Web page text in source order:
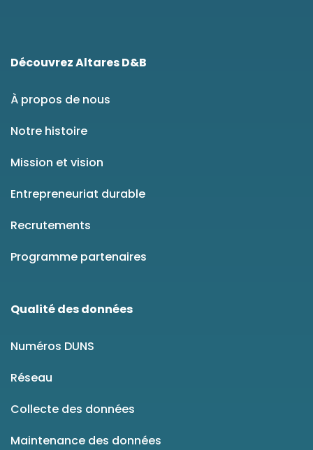
Découvrez Altares D&B
À propos de nous
Notre histoire
Mission et vision
Entrepreneuriat durable
Recrutements
Programme partenaires
Qualité des données
Numéros DUNS
Réseau
Collecte des données
Maintenance des données